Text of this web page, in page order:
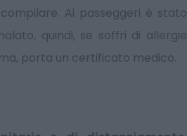
Ai passeggeri è stato
quindi, se soffri di allergie
porta un certificato medico.